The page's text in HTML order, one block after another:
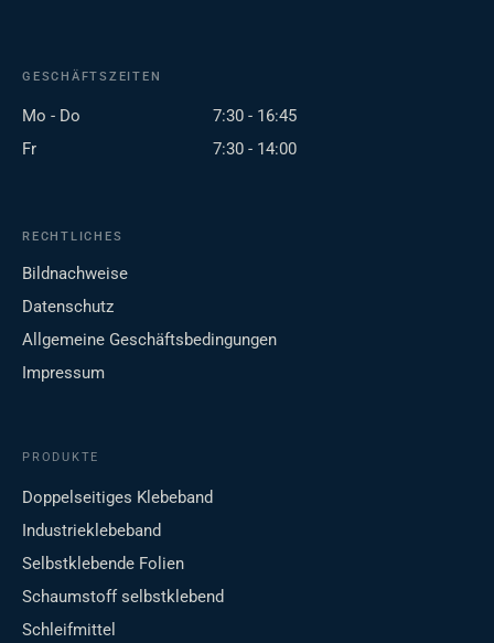
GESCHÄFTSZEITEN
Mo - Do
7:30 - 16:45
Fr
7:30 - 14:00
RECHTLICHES
Bildnachweise
Datenschutz
Allgemeine Geschäftsbedingungen
Impressum
PRODUKTE
Doppelseitiges Klebeband
Industrieklebeband
Selbstklebende Folien
Schaumstoff selbstklebend
Schleifmittel